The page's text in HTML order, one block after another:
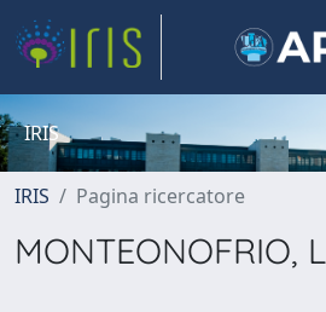
IRIS
IRIS Pagina ricercatore
MONTEONOFRIO,